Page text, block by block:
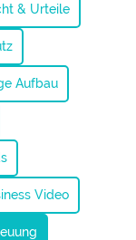
& Urteile
Aufbau
Video